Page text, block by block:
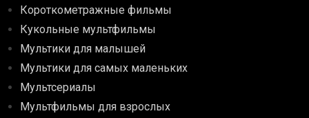
Короткометражные фильмы
Кукольные мультфильмы
Мультики для малышей
Мультики для самых маленьких
Мультсериалы
Мультфильмы для взрослых